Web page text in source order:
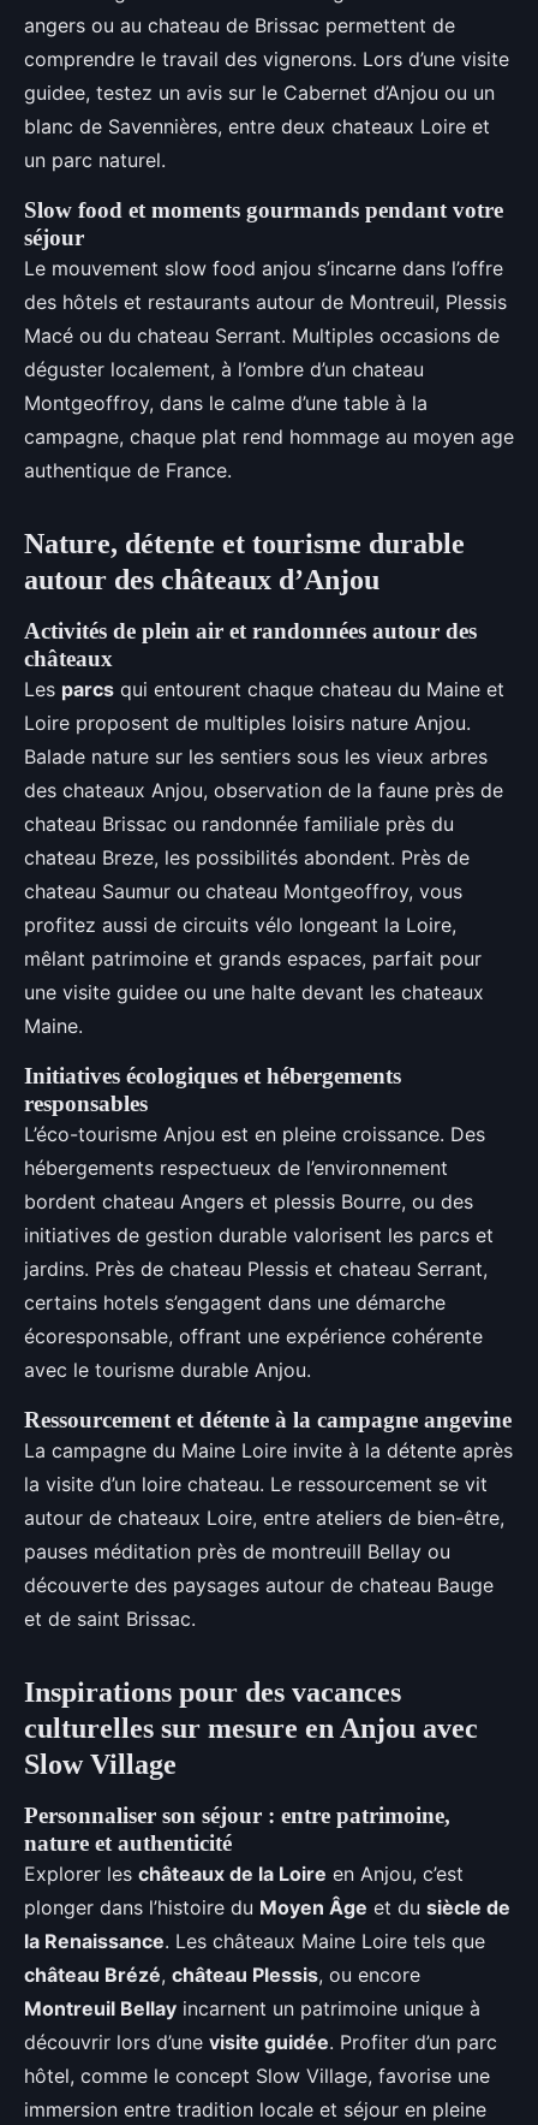
angers ou au chateau de Brissac permettent de
comprendre le travail des vignerons. Lors d’une visite
guidee, testez un avis sur le Cabernet d’Anjou ou un
blanc de Savennières, entre deux chateaux Loire et
un parc naturel.
Slow food et moments gourmands pendant votre
séjour
Le mouvement slow food anjou s’incarne dans l’offre
des hôtels et restaurants autour de Montreuil, Plessis
Macé ou du chateau Serrant. Multiples occasions de
déguster localement, à l’ombre d’un chateau
Montgeoffroy, dans le calme d’une table à la
campagne, chaque plat rend hommage au moyen age
authentique de France.
Nature, détente et tourisme durable
autour des châteaux d’Anjou
Activités de plein air et randonnées autour des
châteaux
Les parcs qui entourent chaque chateau du Maine et
Loire proposent de multiples loisirs nature Anjou.
Balade nature sur les sentiers sous les vieux arbres
des chateaux Anjou, observation de la faune près de
chateau Brissac ou randonnée familiale près du
chateau Breze, les possibilités abondent. Près de
chateau Saumur ou chateau Montgeoffroy, vous
profitez aussi de circuits vélo longeant la Loire,
mêlant patrimoine et grands espaces, parfait pour
une visite guidee ou une halte devant les chateaux
Maine.
Initiatives écologiques et hébergements
responsables
L’éco-tourisme Anjou est en pleine croissance. Des
hébergements respectueux de l’environnement
bordent chateau Angers et plessis Bourre, ou des
initiatives de gestion durable valorisent les parcs et
jardins. Près de chateau Plessis et chateau Serrant,
certains hotels s’engagent dans une démarche
écoresponsable, offrant une expérience cohérente
avec le tourisme durable Anjou.
Ressourcement et détente à la campagne angevine
La campagne du Maine Loire invite à la détente après
la visite d’un loire chateau. Le ressourcement se vit
autour de chateaux Loire, entre ateliers de bien-être,
pauses méditation près de montreuill Bellay ou
découverte des paysages autour de chateau Bauge
et de saint Brissac.
Inspirations pour des vacances
culturelles sur mesure en Anjou avec
Slow Village
Personnaliser son séjour : entre patrimoine,
nature et authenticité
Explorer les châteaux de la Loire en Anjou, c’est
plonger dans l’histoire du Moyen Âge et du siècle de
la Renaissance. Les châteaux Maine Loire tels que
château Brézé, château Plessis, ou encore
Montreuil Bellay incarnent un patrimoine unique à
découvrir lors d’une visite guidée. Profiter d’un parc
hôtel, comme le concept Slow Village, favorise une
immersion entre tradition locale et séjour en pleine